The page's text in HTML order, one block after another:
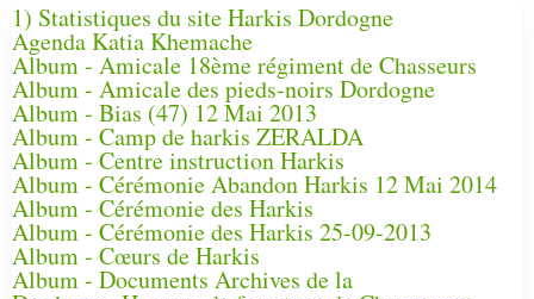
1) Statistiques du site Harkis Dordogne
Agenda Katia Khemache
Album - Amicale 18ème régiment de Chasseurs
Album - Amicale des pieds-noirs Dordogne
Album - Bias (47) 12 Mai 2013
Album - Camp de harkis ZERALDA
Album - Centre instruction Harkis
Album - Cérémonie Abandon Harkis 12 Mai 2014
Album - Cérémonie des Harkis
Album - Cérémonie des Harkis 25-09-2013
Album - Cœurs de Harkis
Album - Documents Archives de la